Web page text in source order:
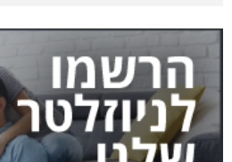
דרושים
ניוזלטרים